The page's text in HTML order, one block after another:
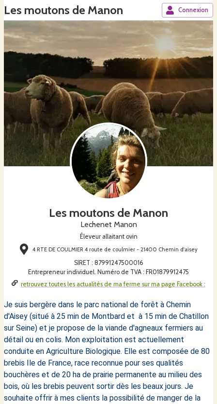
Les moutons de Manon Connexion
Les moutons de Manon
Lechenet Manon
Éleveur allaitant ovin
4 RTE DE COULMIER 4 route de coulmier - 21400 Chemin d'aisey
SIRET : 87991247500016
Entrepreneur individuel. Numéro de TVA : FR01879912475
retrouvez toutes les actualités de ma ferme sur ma page Facebook :
Je suis bergère dans le parc national de forêt à Chemin
d'Aisey (situé à 25 min de Montbard et à 15 min de Chatillon
sur Seine) et je propose de la viande d'agneaux fermiers au
détail ou en colis. Mon exploitation est actuellement
conduite en Agriculture Biologique. Elle est composée de 80
brebis Ile de France, race reconnue pour ses qualités
bouchères et de 20 ha de prairie permanente au milieu des
bois, où les brebis peuvent sortir dès les beaux jours. Je
souhaite offrir à mes clients la possibilité de manger de la